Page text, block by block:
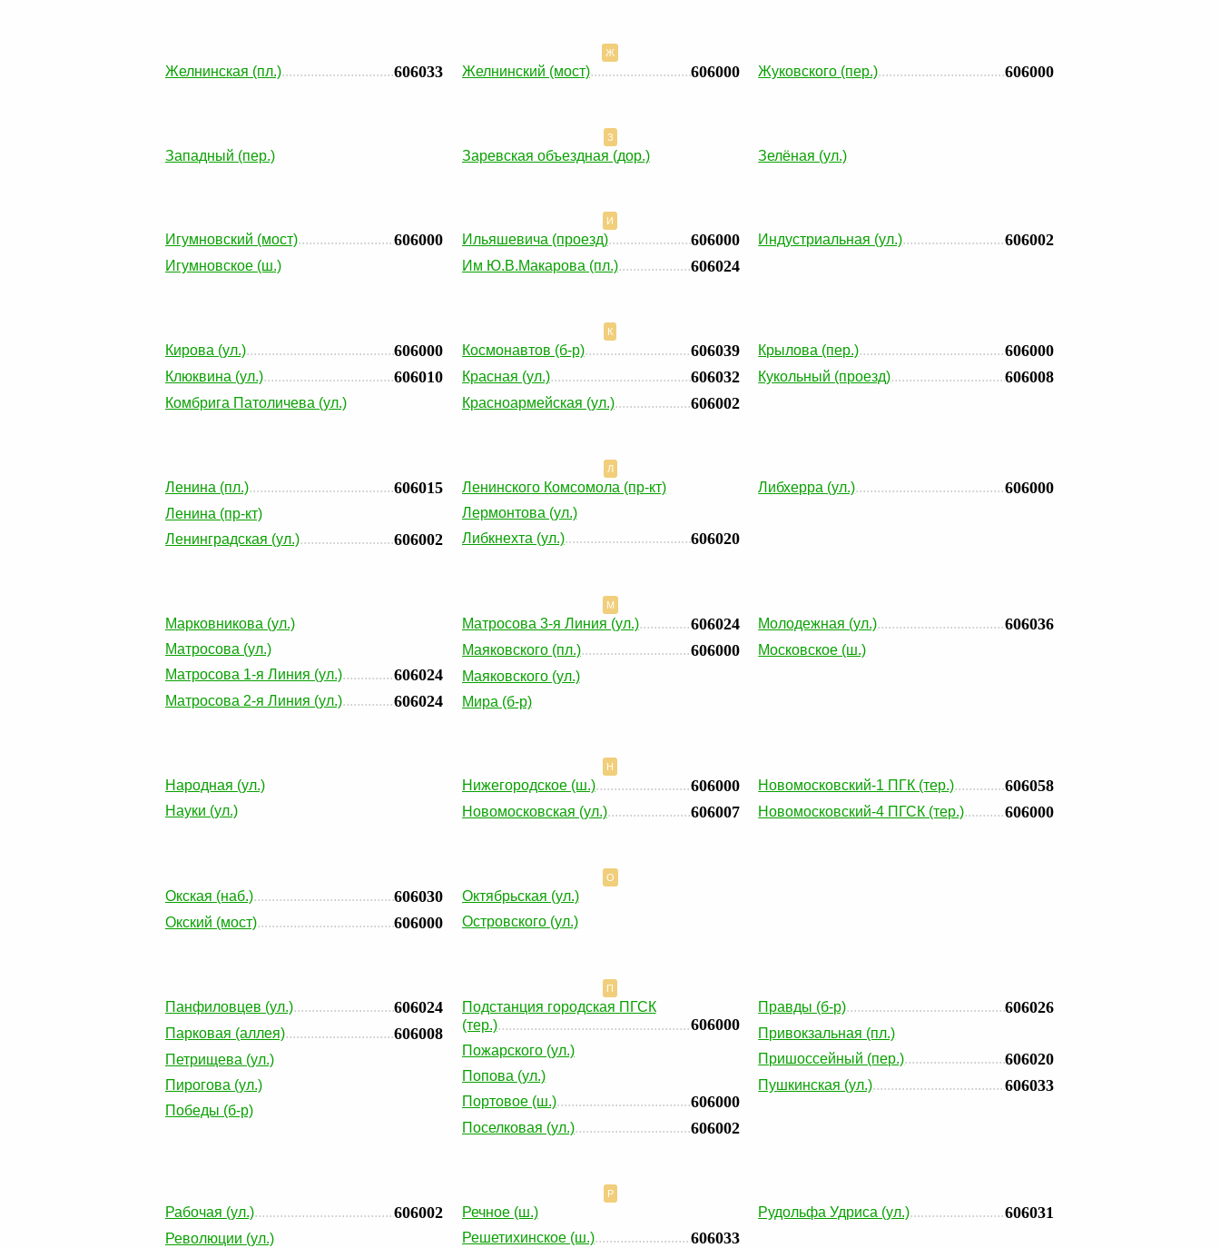
Ж
Желнинская (пл.) 606033 Желнинский (мост) 606000 Жуковского (пер.) 606000
З
Западный (пер.) Заревская объездная (дор.) Зелёная (ул.)
И
Игумновский (мост) 606000
Игумновское (ш.)
Ильяшевича (проезд) 606000
Им Ю.В.Макарова (пл.) 606024
Индустриальная (ул.) 606002
К
Кирова (ул.) 606000
Клюквина (ул.) 606010
Комбрига Патоличева (ул.)
Космонавтов (б-р) 606039
Красная (ул.) 606032
Красноармейская (ул.) 606002
Крылова (пер.) 606000
Кукольный (проезд) 606008
Л
Ленина (пл.) 606015
Ленина (пр-кт)
Ленинградская (ул.)
606002
Ленинского Комсомола (пр-кт)
Лермонтова (ул.)
Либкнехта (ул.)
606020
Либхерра (ул.) 606000
М
Марковникова (ул.)
Матросова (ул.)
Матросова 1-я Линия (ул.)
606024
Матросова 2-я Линия (ул.) 606024
Матросова 3-я Линия (ул.) 606024
Маяковского (пл.) 606000
Маяковского (ул.)
Мира (б-р)
Молодежная (ул.) 606036
Московское (ш.)
Н
Народная (ул.)
Науки (ул.)
Нижегородское (ш.) 606000
Новомосковская (ул.) 606007
Новомосковский-1 ПГК (тер.) 606058
Новомосковский-4 ПГСК (тер.) 606000
О
Окская (наб.) 606030
Окский (мост) 606000
Октябрьская (ул.)
Островского (ул.)
П
Панфиловцев (ул.) 606024
Парковая (аллея) 606008
Петрищева (ул.)
Пирогова (ул.)
Победы (б-р)
Подстанция городская ПГСК
(тер.)
606000
Пожарского (ул.)
Попова (ул.)
Портовое (ш.)
606000
Поселковая (ул.) 606002
Правды (б-р) 606026
Привокзальная (пл.)
Пришоссейный (пер.)
606020
Пушкинская (ул.) 606033
Р
Рабочая (ул.) 606002
Революции (ул.)
Речное (ш.)
Решетихинское (ш.)
606033
Рудольфа Удриса (ул.) 606031